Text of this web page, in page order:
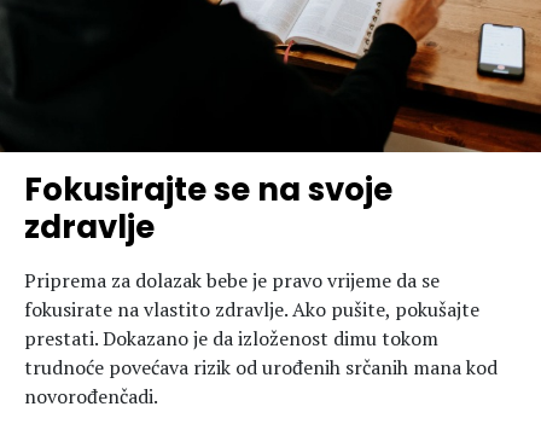
Fokusirajte se na svoje
zdravlje
Priprema za dolazak bebe je pravo vrijeme da se
fokusirate na vlastito zdravlje. Ako pušite, pokušajte
prestati. Dokazano je da izloženost dimu tokom
trudnoće povećava rizik od urođenih srčanih mana kod
novorođenčadi.